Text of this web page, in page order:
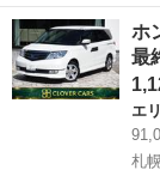
（シルバーパール） ミニバン 本体価格
1,300,000
北海道 網走市
ホ
最
エ
札